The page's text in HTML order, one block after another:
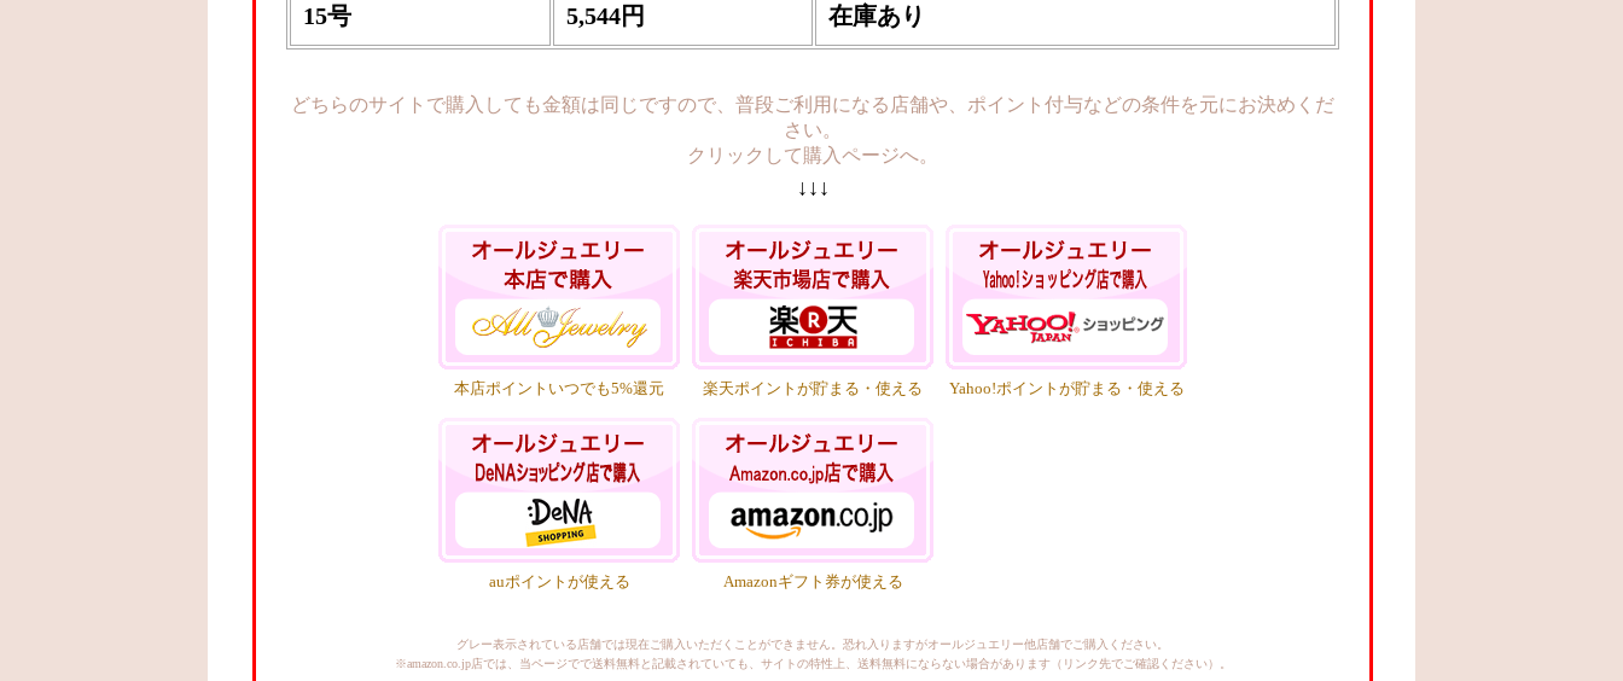
15号 5,544円 在庫あり
どちらのサイトで購入しても金額は同じですので、普段ご利用になる店舗や、ポイント付与などの条件を元にお決めくだ
さい。
クリックして購入ページへ。
↓↓↓
本店ポイントいつでも5%還元 楽天ポイントが貯まる・使える Yahoo!ポイントが貯まる・使える
auポイントが使える Amazonギフト券が使える
グレー表示されている店舗では現在ご購入いただくことができません。恐れ入りますがオールジュエリー他店舗でご購入ください。
※amazon.co.jp店では、当ページでで送料無料と記載されていても、サイトの特性上、送料無料にならない場合があります（リンク先でご確認ください）。